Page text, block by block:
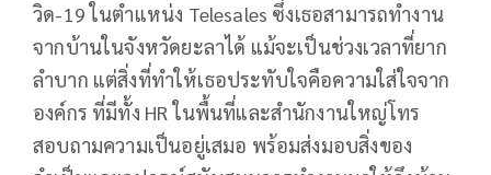
วิด-19 ในตำแหน่ง Telesales ซึ่งเธอสามารถทำงาน
จากบ้านในจังหวัดยะลาได้ แม้จะเป็นช่วงเวลาที่ยาก
ลำบาก แต่สิ่งที่ทำให้เธอประทับใจคือความใส่ใจจาก
องค์กร ที่มีทั้ง HR ในพื้นที่และสำนักงานใหญ่โทร
สอบถามความเป็นอยู่เสมอ พร้อมส่งมอบสิ่งของ